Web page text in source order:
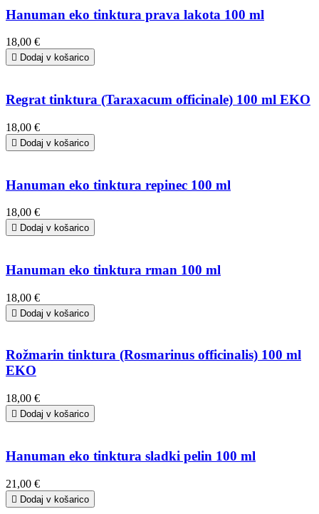
Hanuman eko tinktura prava lakota 100 ml
18,00 €
 Dodaj v košarico
Regrat tinktura (Taraxacum officinale) 100 ml EKO
18,00 €
 Dodaj v košarico
Hanuman eko tinktura repinec 100 ml
18,00 €
 Dodaj v košarico
Hanuman eko tinktura rman 100 ml
18,00 €
 Dodaj v košarico
Rožmarin tinktura (Rosmarinus officinalis) 100 ml
EKO
18,00 €
 Dodaj v košarico
Hanuman eko tinktura sladki pelin 100 ml
21,00 €
 Dodaj v košarico